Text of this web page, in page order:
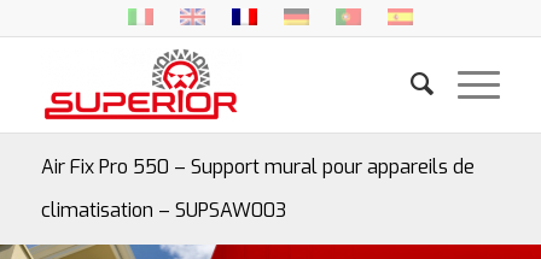
Air Fix Pro 550 – Support mural pour appareils de
climatisation – SUPSAW003